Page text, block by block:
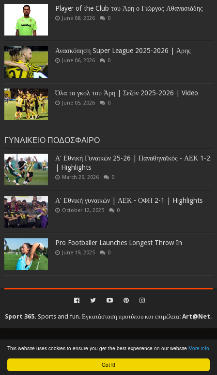
Got it!
This website uses cookies to ensure you get the best experience on our website More info
Player of the Club του Άρη ο Γιώργος Αθανασιάδης
June 08, 2026 0
Ανασκόπηση Super League 2025-2026 | Άρης
June 06, 2026 0
Όλα τα γκολ του Άρη | Σεζόν 2025-2026 | Video
June 05, 2026 0
ΓΥΝΑΙΚΕΙΟ ΠΟΔΟΣΦΑΙΡΟ
Α' Εθνική Γυναικών 25-26 | Παναθηναϊκός - ΑΕΚ 1-2
| Highlights
March 29, 2026 0
Α' Εθνική γυναικών | ΑΕΚ - ΟΦΗ 2-1 | Highlights
October 12, 2025 0
Pro Footballer Launches Longest Throw In
June 19, 2025 0
Sport 365. Sports and fun. Εγκατάσταση προτύπου και επιμέλεια:Art@Net.